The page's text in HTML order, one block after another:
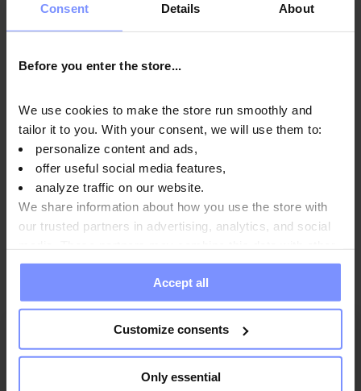
Consent Details About
Before you enter the store...
We use cookies to make the store run smoothly and
tailor it to you. With your consent, we will use them to:
personalize content and ads,
offer useful social media features,
analyze traffic on our website.
We share information about how you use the store with
our trusted partners in advertising, analytics, and social
information you have provided to them or that they have
collected when you use their services. Do you agree?
Accept all
Customize consents
Only essential
Informations nutritionnelles
Fabricant
Questions et réponses
5